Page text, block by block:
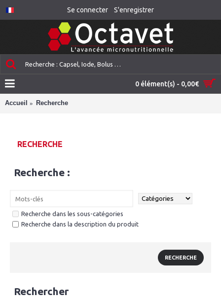
Se connecter S'enregistrer
0 élément(s) - 0,00€
Accueil Recherche
RECHERCHE
Recherche :
Recherche dans les sous-catégories
Recherche dans la description du produit
Rechercher